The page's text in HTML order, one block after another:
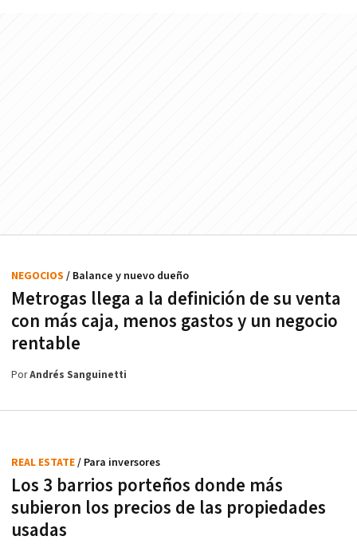
Metrogas llega a la definición de su venta
con más caja, menos gastos y un negocio
rentable
NEGOCIOS / Balance y nuevo dueño
PorAndrés Sanguinetti
Los 3 barrios porteños donde más
subieron los precios de las propiedades
usadas
REAL ESTATE/ Para inversores